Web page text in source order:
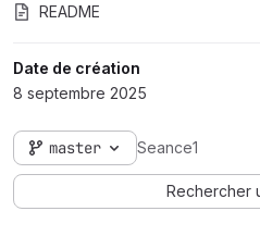
README
Date de création
8 septembre 2025
master Seance1
Rechercher